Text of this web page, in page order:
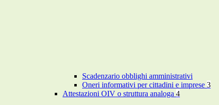
Scadenzario obblighi amministrativi
Oneri informativi per cittadini e imprese 3
Attestazioni OIV o struttura analoga 4